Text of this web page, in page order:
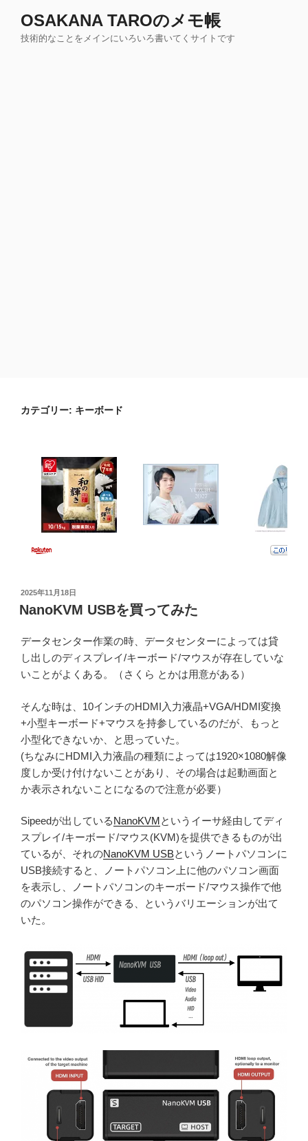
OSAKANA TAROのメモ帳
技術的なことをメインにいろいろ書いてくサイトです
カテゴリー: キーボード
投
稿
日:
2025年11月18日
NanoKVM USBを買ってみた
データセンター作業の時、データセンターによっては貸
し出しのディスプレイ/キーボード/マウスが存在していな
いことがよくある。（さくら とかは用意がある）
そんな時は、10インチのHDMI入力液晶+VGA/HDMI変換
+小型キーボード+マウスを持参しているのだが、もっと
小型化できないか、と思っていた。
(ちなみにHDMI入力液晶の種類によっては1920×1080解像
度しか受け付けないことがあり、その場合は起動画面と
か表示されないことになるので注意が必要）
Sipeedが出しているNanoKVMというイーサ経由してディ
スプレイ/キーボード/マウス(KVM)を提供できるものが出
ているが、それのNanoKVM USBというノートパソコンに
USB接続すると、ノートパソコン上に他のパソコン画面
を表示し、ノートパソコンのキーボード/マウス操作で他
のパソコン操作ができる、というバリエーションが出て
いた。